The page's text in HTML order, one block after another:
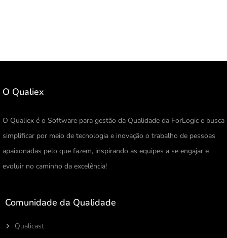
O Qualiex
O Qualiex é o Software para gestão da Qualidade da ForLogic e busca
simplificar por meio de tecnologia e inovação o trabalho de pessoas
apaixonadas pelo que fazem, inspirando as equipes a se engajar e
evoluir no caminho da excelência!
Comunidade da Qualidade
Qualicast